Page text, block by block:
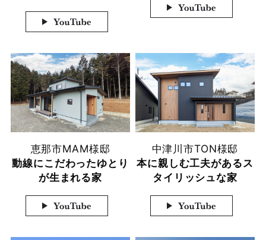
恵那市MAM様邸
動線にこだわったゆとり
が生まれる家
中津川市TON様邸
本に親しむ工夫があるス
タイリッシュな家